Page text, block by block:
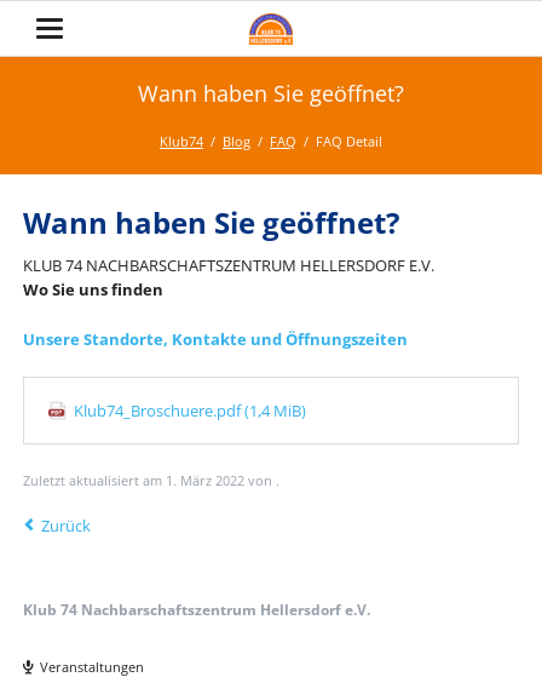
Wann haben Sie geöffnet?
Klub74 Blog FAQ FAQ Detail
Wann haben Sie geöffnet?
KLUB 74 NACHBARSCHAFTSZENTRUM HELLERSDORF E.V.
Wo Sie uns finden
Unsere Standorte, Kontakte und Öffnungszeiten
Klub74_Broschuere.pdf(1,4 MiB)
Zuletzt aktualisiert am 1. März 2022 von .
Zurück
Klub 74 Nachbarschaftszentrum Hellersdorf e.V.
überspringen
Veranstaltungen